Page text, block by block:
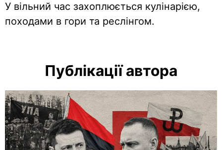
У вільний час захоплюється кулінарією,
походами в гори та реслінгом.
Публікації автора